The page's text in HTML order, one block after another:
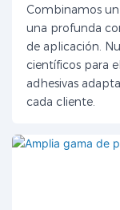
Combinamos
una profunda
de aplicación.
científicos para
adhesivas
cada cliente.